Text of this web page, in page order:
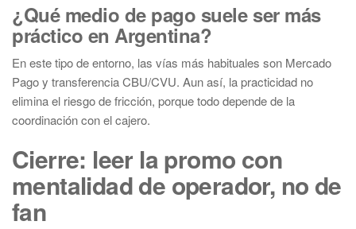
¿Qué medio de pago suele ser más
práctico en Argentina?
En este tipo de entorno, las vías más habituales son Mercado
Pago y transferencia CBU/CVU. Aun así, la practicidad no
elimina el riesgo de fricción, porque todo depende de la
coordinación con el cajero.
Cierre: leer la promo con
mentalidad de operador, no de
fan